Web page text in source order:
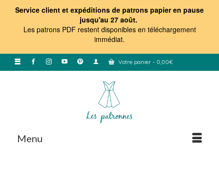
Service client et expéditions de patrons papier en pause
jusqu'au 27 août.
Les patrons PDF restent disponibles en téléchargement
immédiat.
Votre panier - 0,00€
Menu